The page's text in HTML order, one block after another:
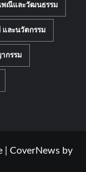
พณีและวัฒนธรรม
และนวัตกรรม
กรรม
CoverNews by